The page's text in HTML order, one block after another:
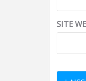
SITE